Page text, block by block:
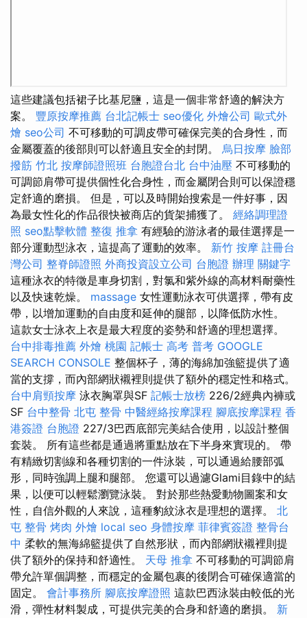
這些建議包括裙子比基尼鹽，這是一個非常舒適的解決方
案。 豐原按摩推薦 台北記帳士 seo優化 外燴公司 歐式外
燴 seo公司 不可移動的可調皮帶可確保完美的合身性，而
金屬覆蓋的後部則可以舒適且安全的封閉。 烏日按摩 臉部
撥筋 竹北 按摩師證照班 台胞證台北 台中油壓 不可移動的
可調節肩帶可提供個性化合身性，而金屬閉合則可以保證穩
定舒適的磨損。 但是，可以及時開始搜索是一件好事，因
為最女性化的作品很快被商店的貨架捕獲了。 經絡調理證
照 seo點擊軟體 整復 推拿 有經驗的游泳者的最佳選擇是一
部分運動型泳衣，這提高了運動的效率。 新竹 按摩 註冊台
灣公司 整脊師證照 外商投資設立公司 台胞證 辦理 關鍵字
這種泳衣的特徵是車身切割，對氯和紫外線的高材料耐藥性
以及快速乾燥。 massage 女性運動泳衣可供選擇，帶有皮
帶，以增加運動的自由度和延伸的腿部，以降低防水性。
這款女士泳衣上衣是最大程度的姿勢和舒適的理想選擇。
台中排毒推薦 外燴 桃園 記帳士 高考 普考 GOOGLE
SEARCH CONSOLE 整個杯子，薄的海綿加強籃提供了適
當的支撐，而內部網狀襯裡則提供了額外的穩定性和格式。
台中肩頸按摩 泳衣胸罩與SF 記帳士放榜 226/2經典內褲或
SF 台中整骨 北屯 整骨 中醫經絡按摩課程 腳底按摩課程 香
港簽證 台胞證 227/3巴西底部完美結合使用，以設計整個
套裝。 所有這些都是通過將重點放在下半身來實現的。 帶
有精緻切割線和各種切割的一件泳裝，可以通過給腰部弧
形，同時強調上腿和腿部。 您還可以過濾Glami目錄中的結
果，以便可以輕鬆瀏覽泳裝。 對於那些熱愛動物圖案和女
性，自信外觀的人來說，這種豹紋泳衣是理想的選擇。 北
屯 整骨 烤肉 外燴 local seo 身體按摩 菲律賓簽證 整骨台
中 柔軟的無海綿籃提供了自然形狀，而內部網狀襯裡則提
供了額外的保持和舒適性。 天母 推拿 不可移動的可調節肩
帶允許單個調整，而穩定的金屬包裹的後閉合可確保適當的
固定。 會計事務所 腳底按摩證照 這款巴西泳裝由較低的光
滑，彈性材料製成，可提供完美的合身和舒適的磨損。 新